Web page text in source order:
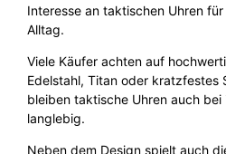
Interesse an taktischen Uhren
Alltag.
Viele Käufer achten auf
Edelstahl, Titan oder kratzfestes
bleiben taktische Uhren auch
langlebig.
Neben dem Design spielt auch